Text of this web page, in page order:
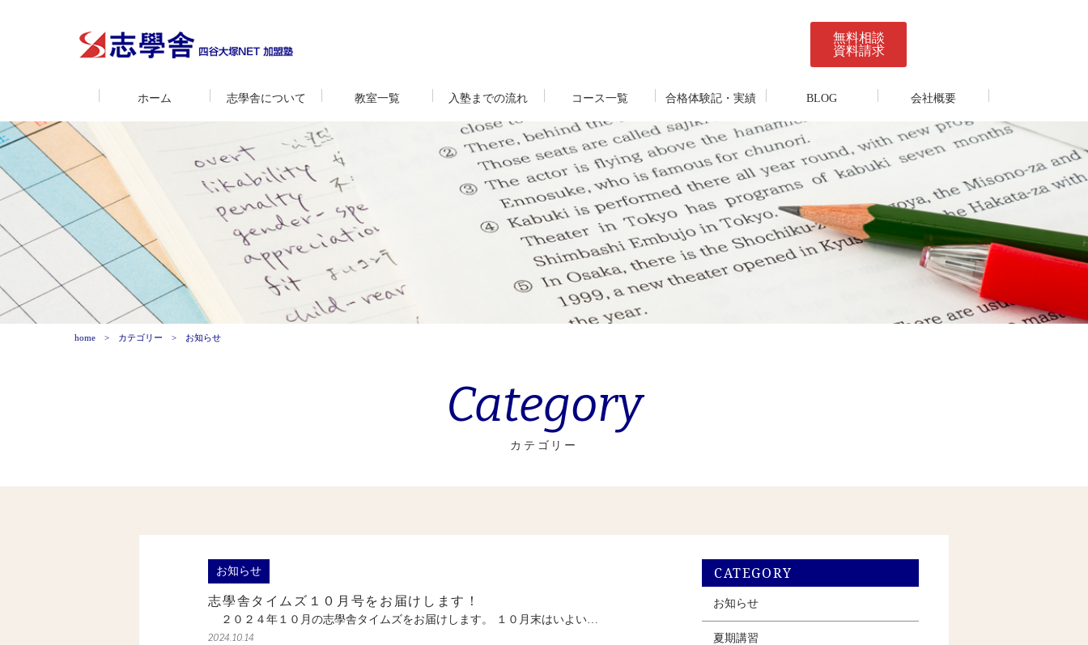
無料相談
資料請求
ホーム 志學舎について 教室一覧 入塾までの流れ コース一覧 合格体験記・実績 BLOG 会社概要
home カテゴリー お知らせ
Category
カテゴリー
お知らせ
志學舎タイムズ１０月号をお届けします！
２０２４年１０月の志學舎タイムズをお届けします。 １０月末はいよい…
2024.10.14
CATEGORY
お知らせ
夏期講習